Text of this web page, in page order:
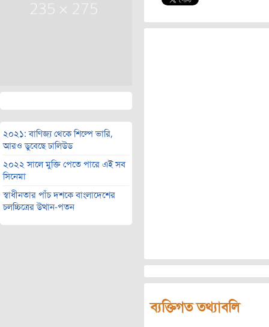
২০২১: বাণিজ্য থেকে শিল্পে ভারি,
আরও ডুবেছে ঢালিউড
২০২২ সালে মুক্তি পেতে পারে এই সব
সিনেমা
স্বাধীনতার পাঁচ দশকে বাংলাদেশের
চলচ্চিত্রের উত্থান-পতন
ব্যক্তিগত তথ্যাবলি